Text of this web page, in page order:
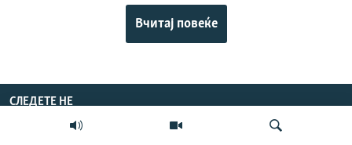
Вчитај повеќе
СЛЕДЕТЕ НЕ